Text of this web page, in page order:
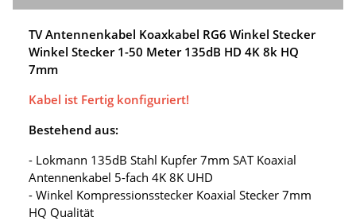
TV Antennenkabel Koaxkabel RG6 Winkel Stecker
Winkel Stecker 1-50 Meter 135dB HD 4K 8k HQ
7mm
Kabel ist Fertig konfiguriert!
Bestehend aus:
- Lokmann 135dB Stahl Kupfer 7mm SAT Koaxial
Antennenkabel 5-fach 4K 8K UHD
- Winkel Kompressionsstecker Koaxial Stecker 7mm
HQ Qualität